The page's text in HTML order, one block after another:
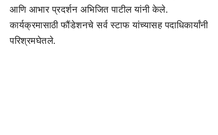
आणि आभार प्रदर्शन अभिजित पाटील यांनी केले.
कार्यक्रमासाठी फौंडेशनचे सर्व स्टाफ यांच्यासह पदाधिकार्यांनी
परिश्रमघेतले.